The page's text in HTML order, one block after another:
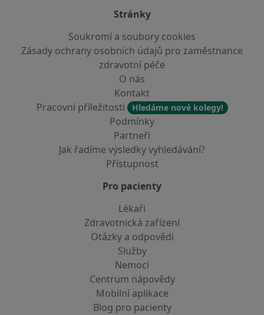
Stránky
Soukromí a soubory cookies
Zásady ochrany osobních údajů pro zaměstnance
zdravotní péče
O nás
Kontakt
Pracovní příležitosti
Hledáme nové kolegy!
Podmínky
Partneři
Jak řadíme výsledky vyhledávání?
Přístupnost
Pro pacienty
Lékaři
Zdravotnická zařízení
Otázky a odpovědi
Služby
Nemoci
Centrum nápovědy
Mobilní aplikace
Blog pro pacienty